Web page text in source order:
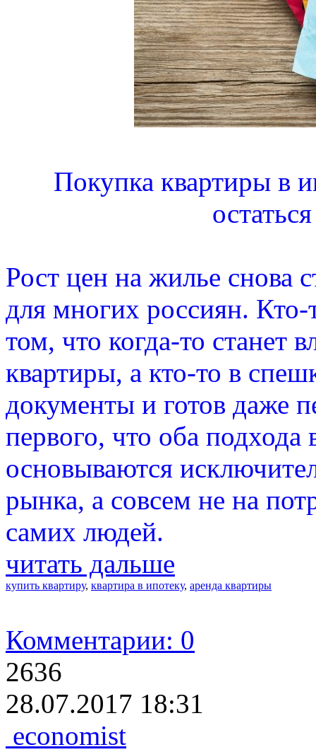
Покупка квартиры в
Рост цен на жилье снова
для многих россиян.
том, что когда-то станет
квартиры, а кто-то в
документы и готов даже
первого, что оба подхода
основываются
рынка, а совсем не на
самих людей.
читать дальше
купить квартиру, квартира в ипотеку, аренда квартиры
Комментарии: 0
2636
28.07.2017 18:31
economist